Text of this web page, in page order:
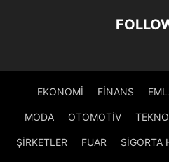
EKONOMİ FİNANS
MODA OTOMOTİV
ŞİRKETLER FUAR SİGORTA